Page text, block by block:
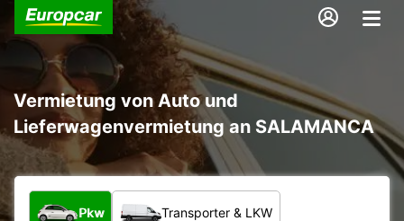
Vermietung von Auto und
Lieferwagenvermietung an SALAMANCA
Welche Art von Fahrzeug?
Pkw Transporter & LKW